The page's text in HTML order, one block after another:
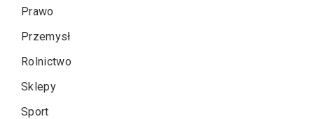
Prawo
Przemysł
Rolnictwo
Sklepy
Sport